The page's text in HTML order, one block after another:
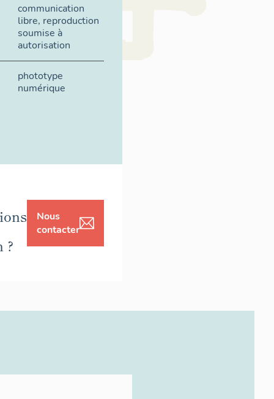
communication
libre, reproduction
soumise à
autorisation
phototype
numérique
?
Nous
contacter